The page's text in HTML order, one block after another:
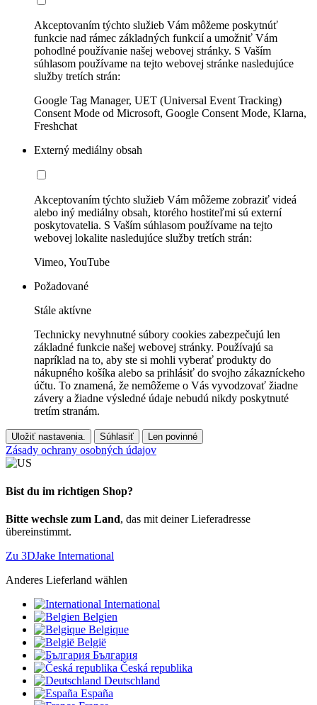
Akceptovaním týchto služieb Vám môžeme poskytnúť
funkcie nad rámec základných funkcií a umožniť Vám
pohodlné používanie našej webovej stránky. S Vaším
súhlasom používame na tejto webovej stránke nasledujúce
služby tretích strán:
Google Tag Manager, UET (Universal Event Tracking)
Consent Mode od Microsoft, Google Consent Mode, Klarna,
Freshchat
Externý mediálny obsah
Akceptovaním týchto služieb Vám môžeme zobraziť videá
alebo iný mediálny obsah, ktorého hostiteľmi sú externí
poskytovatelia. S Vaším súhlasom používame na tejto
webovej lokalite nasledujúce služby tretích strán:
Vimeo, YouTube
Požadované
Stále aktívne
Technicky nevyhnutné súbory cookies zabezpečujú len
základné funkcie našej webovej stránky. Používajú sa
napríklad na to, aby ste si mohli vyberať produkty do
nákupného košíka alebo sa prihlásiť do svojho zákazníckeho
účtu. To znamená, že nemôžeme o Vás vyvodzovať žiadne
závery a žiadne výsledné údaje nebudú nikdy poskytnuté
tretím stranám.
Uložiť nastavenia. Súhlasiť Len povinné
Zásady ochrany osobných údajov
Bist du im richtigen Shop?
Bitte wechsle zum Land, das mit deiner Lieferadresse
übereinstimmt.
Zu 3DJake International
Anderes Lieferland wählen
International
Belgien
Belgique
België
България
Česká republika
Deutschland
España